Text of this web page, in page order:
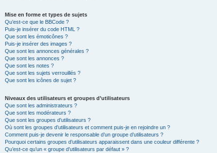
Mise en forme et types de sujets
Qu’est-ce que le BBCode ?
Puis-je insérer du code HTML ?
Que sont les émoticônes ?
Puis-je insérer des images ?
Que sont les annonces générales ?
Que sont les annonces ?
Que sont les notes ?
Que sont les sujets verrouillés ?
Que sont les icônes de sujet ?
Niveaux des utilisateurs et groupes d’utilisateurs
Que sont les administrateurs ?
Que sont les modérateurs ?
Que sont les groupes d’utilisateurs ?
Où sont les groupes d’utilisateurs et comment puis-je en rejoindre un ?
Comment puis-je devenir le responsable d’un groupe d’utilisateurs ?
Pourquoi certains groupes d’utilisateurs apparaissent dans une couleur différente ?
Qu’est-ce qu’un « groupe d’utilisateurs par défaut » ?